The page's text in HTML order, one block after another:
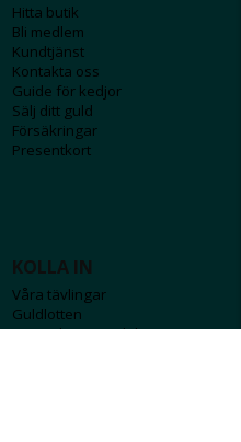
Hitta butik
Bli medlem
Kundtjänst
Kontakta oss
Guide för kedjor
Sälj ditt guld
Försäkringar
Presentkort
KOLLA IN
Våra tävlingar
Guldlotten
Graverbara produkter